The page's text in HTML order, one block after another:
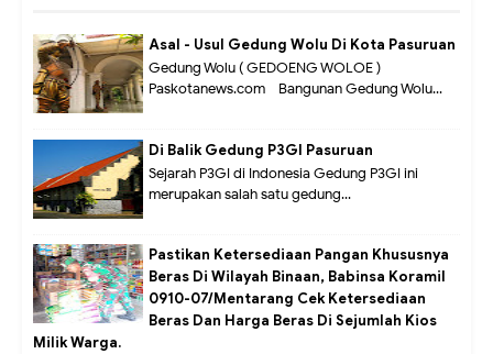
Asal - Usul Gedung Wolu Di Kota Pasuruan
Gedung Wolu ( GEDOENG WOLOE )
Paskotanews.com - Bangunan Gedung Wolu...
Di Balik Gedung P3GI Pasuruan
Sejarah P3GI di Indonesia Gedung P3GI ini
merupakan salah satu gedung...
Pastikan Ketersediaan Pangan Khususnya
Beras Di Wilayah Binaan, Babinsa Koramil
0910-07/Mentarang Cek Ketersediaan
Beras Dan Harga Beras Di Sejumlah Kios
Milik Warga.